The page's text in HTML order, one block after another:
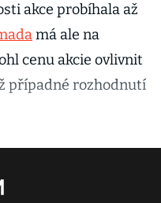
akce probíhala až
má ale na
cenu akcie ovlivnit
případné rozhodnutí